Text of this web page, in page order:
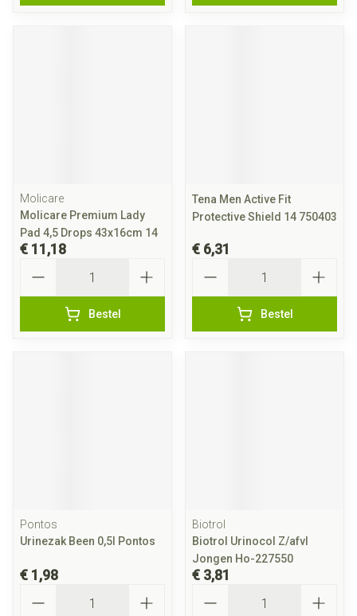
Molicare
Molicare Premium Lady
Pad 4,5 Drops 43x16cm 14
€ 11,18
Bestel
Tena Men Active Fit
Protective Shield 14 750403
€ 6,31
Bestel
Pontos
Urinezak Been 0,5l Pontos
€ 1,98
Biotrol
Biotrol Urinocol Z/afvl
Jongen Ho-227550
€ 3,81